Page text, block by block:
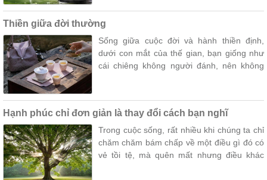
Thiền giữa đời thường
Sống giữa cuộc đời và hành thiền định,
dưới con mắt của thế gian, bạn giống như
cái chiêng không người đánh, nên không
Hạnh phúc chỉ đơn giản là thay đổi cách bạn nghĩ
Trong cuộc sống, rất nhiều khi chúng ta chỉ
chăm chăm bám chấp về một điều gì đó có
vẻ tồi tệ, mà quên mất nhưng điều khác